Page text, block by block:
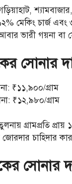
মেকিং চার্জ
আবার ভারী গয়না
সোনার
₹১১,৯০০/গ্রাম
₹১২,৯৮০/গ্রাম
গ্রামপ্রতি
চাহিদার
সোনার